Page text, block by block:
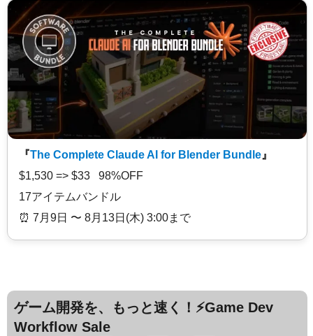
『The Complete Claude AI for Blender Bundle 』
$1,530 => $33 98%OFF
17アイテムバンドル
⏰️ 7月9日 〜 8月13日(木) 3:00まで
ゲーム開発を、もっと速く！⚡️Game Dev
Workflow Sale